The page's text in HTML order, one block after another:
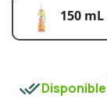
150 mL
done_allDisponible